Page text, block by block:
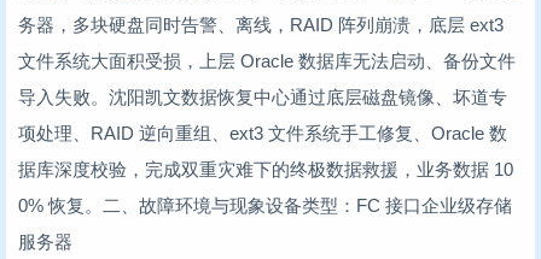
务器，多块硬盘同时告警、离线，RAID 阵列崩溃，底层 ext3
文件系统大面积受损，上层 Oracle 数据库无法启动、备份文件
导入失败。沈阳凯文数据恢复中心通过底层磁盘镜像、坏道专
项处理、RAID 逆向重组、ext3 文件系统手工修复、Oracle 数
据库深度校验，完成双重灾难下的终极数据救援，业务数据 10
0% 恢复。二、故障环境与现象设备类型：FC 接口企业级存储
服务器